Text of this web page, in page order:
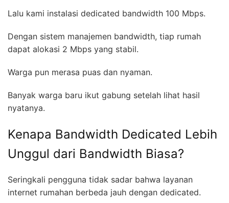
Lalu kami instalasi dedicated bandwidth 100 Mbps.
Dengan sistem manajemen bandwidth, tiap rumah
dapat alokasi 2 Mbps yang stabil.
Warga pun merasa puas dan nyaman.
Banyak warga baru ikut gabung setelah lihat hasil
nyatanya.
Kenapa Bandwidth Dedicated Lebih
Unggul dari Bandwidth Biasa?
Seringkali pengguna tidak sadar bahwa layanan
internet rumahan berbeda jauh dengan dedicated.